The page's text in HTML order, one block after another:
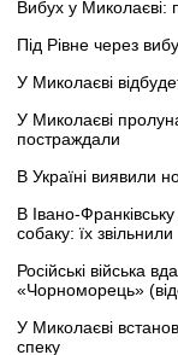
Вибух у Миколаєві:
Під Рівне через
У Миколаєві
У Миколаєві
постраждали
В Україні виявили
В Івано-
собаку: їх звільнили
Російські війська
«Чорноморець»
У Миколаєві
спеку